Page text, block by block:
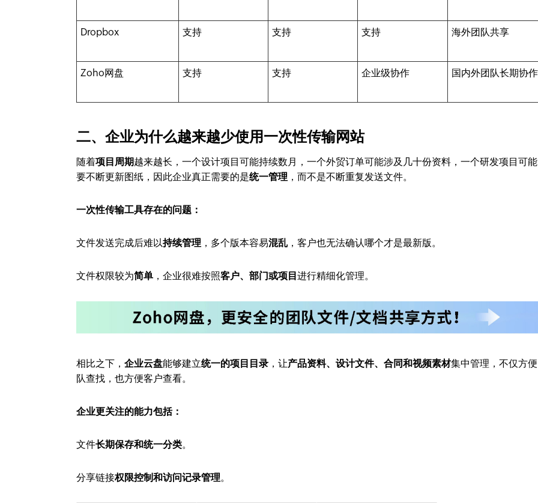
Dropbox 支持 支持 支持 海外团队共享
Zoho网盘 支持 支持 企业级协作 国内外团队长期协作
二、企业为什么越来越少使用一次性传输网站
随着项目周期越来越长，一个设计项目可能持续数月，一个外贸订单可能涉及几十份资料，一个研发项目可
要不断更新图纸，因此企业真正需要的是统一管理 ，而不是不断重复发送文件。
一次性传输工具存在的问题：
文件发送完成后难以持续管理 ，多个版本容易混乱 ，客户也无法确认哪个才是最新版。
文件权限较为简单 ，企业很难按照客户、部门或项目进行精细化管理。
相比之下，企业云盘能够建立统一的项目目录 ，让产品资料、设计文件、合同和视频素材集中管理，不仅方
队查找，也方便客户查看。
企业更关注的能力包括：
文件长期保存和统一分类。
分享链接权限控制和访问记录管理。